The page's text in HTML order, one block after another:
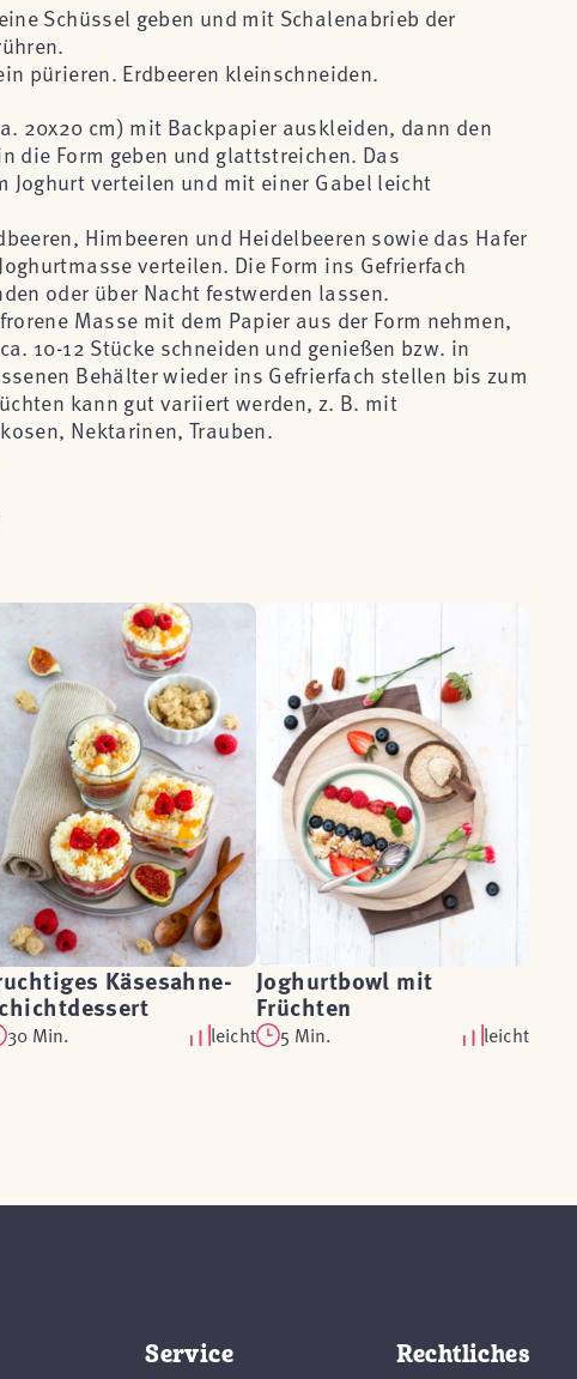
Schüssel geben und mit Schalenabrieb der
pürieren. Erdbeeren kleinschneiden.
20x20 cm) mit Backpapier auskleiden, dann den
die Form geben und glattstreichen. Das
Joghurt verteilen und mit einer Gabel leicht
Himbeeren und Heidelbeeren sowie das Hafer
verteilen. Die Form ins Gefrierfach
oder über Nacht festwerden lassen.
Masse mit dem Papier aus der Form nehmen,
10-12 Stücke schneiden und genießen bzw. in
Behälter wieder ins Gefrierfach stellen bis zum
kann gut variiert werden, z. B. mit
Nektarinen, Trauben.
Käsesahne-
30 Min. leicht
Joghurtbowl mit
Früchten
5 Min. leicht
Service Rechtliches